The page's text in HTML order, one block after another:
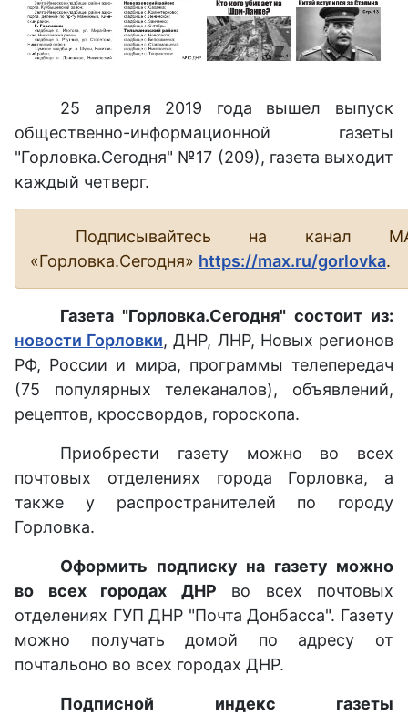
25 апреля 2019 года вышел выпуск
общественно-информационной газеты
"Горловка.Сегодня" №17 (209), газета выходит
каждый четверг.
Подписывайтесь на канал
«Горловка.Сегодня» https://max.ru/gorlovka.
Газета "Горловка.Сегодня" состоит из:
новости Горловки, ДНР, ЛНР, Новых регионов
РФ, России и мира, программы телепередач
(75 популярных телеканалов), объявлений,
рецептов, кроссвордов, гороскопа.
Приобрести газету можно во всех
почтовых отделениях города Горловка, а
также у распространителей по городу
Горловка.
Оформить подписку на газету можно
во всех городах ДНР во всех почтовых
отделениях ГУП ДНР "Почта Донбасса". Газету
можно получать домой по адресу от
почтальоно во всех городах ДНР.
Подписной индекс газеты